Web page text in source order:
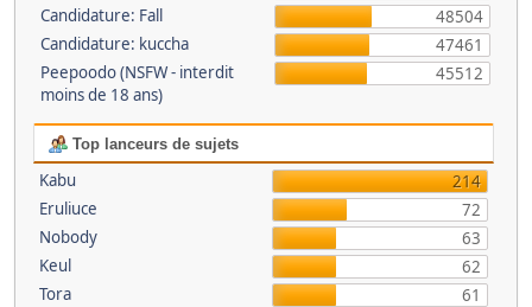
Candidature: Fall
48504
Candidature: kuccha
47461
Peepoodo (NSFW - interdit
moins de 18 ans)
45512
Top lanceurs de sujets
Kabu
214
Eruliuce
72
Nobody
63
Keul
62
Tora
61